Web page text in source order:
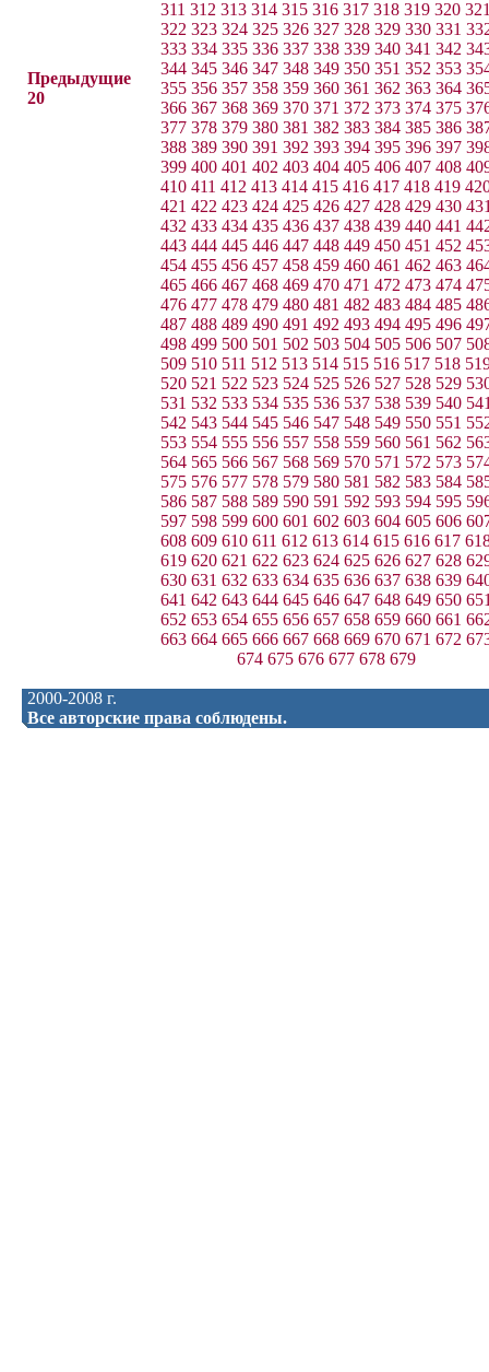
Предыдущие
20
311 312 313 314 315 316 317 318 319 320
322 323 324 325 326 327 328 329 330 331
333 334 335 336 337 338 339 340 341 342
344 345 346 347 348 349 350 351 352 353
355 356 357 358 359 360 361 362 363 364
366 367 368 369 370 371 372 373 374 375
377 378 379 380 381 382 383 384 385 386
388 389 390 391 392 393 394 395 396 397
399 400 401 402 403 404 405 406 407 408
410 411 412 413 414 415 416 417 418 419
421 422 423 424 425 426 427 428 429 430
432 433 434 435 436 437 438 439 440 441
443 444 445 446 447 448 449 450 451 452
454 455 456 457 458 459 460 461 462 463
465 466 467 468 469 470 471 472 473 474
476 477 478 479 480 481 482 483 484 485
487 488 489 490 491 492 493 494 495 496
498 499 500 501 502 503 504 505 506 507
509 510 511 512 513 514 515 516 517 518
520 521 522 523 524 525 526 527 528 529
531 532 533 534 535 536 537 538 539 540
542 543 544 545 546 547 548 549 550 551
553 554 555 556 557 558 559 560 561 562
564 565 566 567 568 569 570 571 572 573
575 576 577 578 579 580 581 582 583 584
586 587 588 589 590 591 592 593 594 595
597 598 599 600 601 602 603 604 605 606
608 609 610 611 612 613 614 615 616 617
619 620 621 622 623 624 625 626 627 628
630 631 632 633 634 635 636 637 638 639
641 642 643 644 645 646 647 648 649 650
652 653 654 655 656 657 658 659 660 661
663 664 665 666 667 668 669 670 671 672
674 675 676 677 678 679
2000-2008 г.
Все авторские права соблюдены.